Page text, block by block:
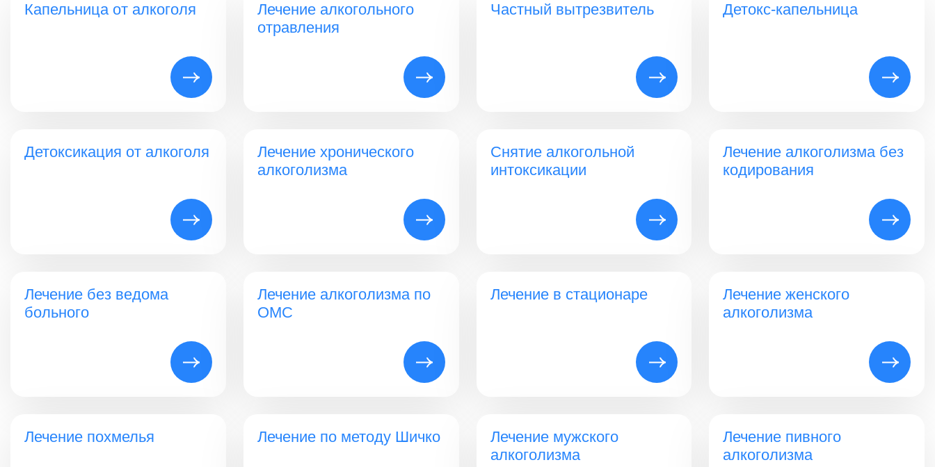
Капельница от алкоголя
Лечение алкогольного
отравления
Частный вытрезвитель Детокс-капельница
Детоксикация от алкоголя
Лечение хронического
алкоголизма
Снятие алкогольной
интоксикации
Лечение алкоголизма без
кодирования
Лечение без ведома
больного
Лечение алкоголизма по
ОМС
Лечение в стационаре
Лечение женского
алкоголизма
Лечение похмелья Лечение по методу Шичко
Лечение мужского
алкоголизма
Лечение пивного
алкоголизма